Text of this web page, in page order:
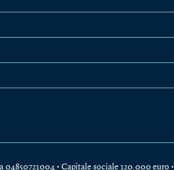
• Capitale sociale 120.000 euro •